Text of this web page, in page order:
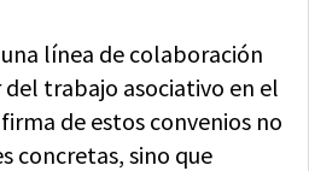
línea de colaboración
trabajo asociativo en el
de estos convenios no
concretas, sino que